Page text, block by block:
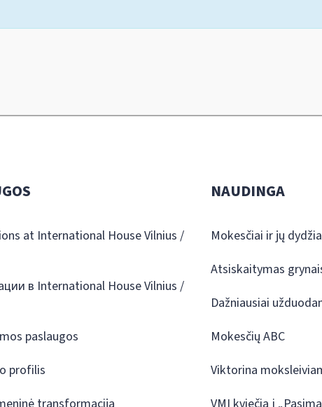
at International House Vilnius /
в International House Vilnius /
paslaugos
profilis
NAUDINGA
Mokesčiai ir jų
Atsiskaitymas
Dažniausiai
Mokesčių ABC
Viktorina